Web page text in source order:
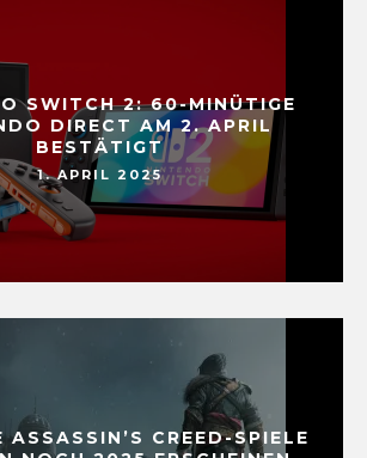
SWITCH 2: 60-MINÜTIGE
DIRECT AM 2. APRIL
BESTÄTIGT
1. APRIL 2025
ASSASSIN’S CREED-SPIELE